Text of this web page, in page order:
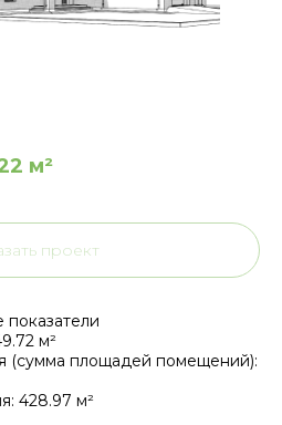
м²
проект
показатели
м²
(сумма площадей помещений):
428.97 м²